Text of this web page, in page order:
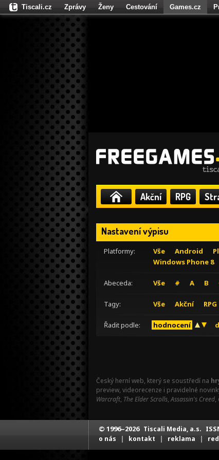
Akční RPG
Nastavení výpisu
Platformy: Vše Android
Windows Phone 8
Abeceda: Vše # A B
Tagy: Vše Akční RPG
Řadit podle: hodnocení
Český herní web, který se soustředí na
preview, videorecenze i pravidelné
Warcraft, The Elder Scrolls,Assassin's Creed,
Tiscali.cz Zprávy Ženy Cestování Games.cz
Fights.cz
© 1996–2026 Tiscali Media, a.s.
o nás | kontakt | reklama |